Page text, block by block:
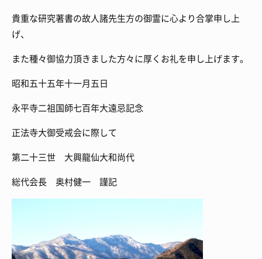
貴重な研究著書の故人諸先生方の御霊に心より合掌申し上
げ、
また種々御協力頂きました方々に厚くお礼を申し上げます。
昭和五十五年十一月五日
永平寺二祖国師七百年大遠忌記念
正法寺大御受戒会に際して
第二十三世 大興龍仙大和尚代
総代会長 奥村健一 謹記